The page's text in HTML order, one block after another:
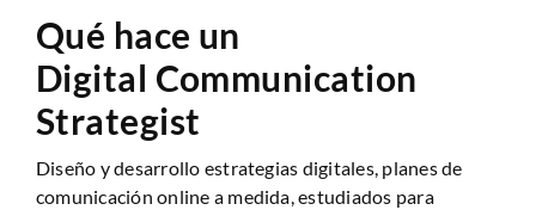
Qué hace un
Digital Communication
Strategist
Diseño y desarrollo estrategias digitales, planes de
comunicación online a medida, estudiados para